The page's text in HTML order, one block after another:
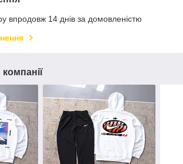
впродовж 14 днів за домовленістю